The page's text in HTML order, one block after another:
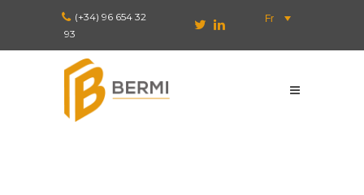
(+34) 96 654 32
93
Fr